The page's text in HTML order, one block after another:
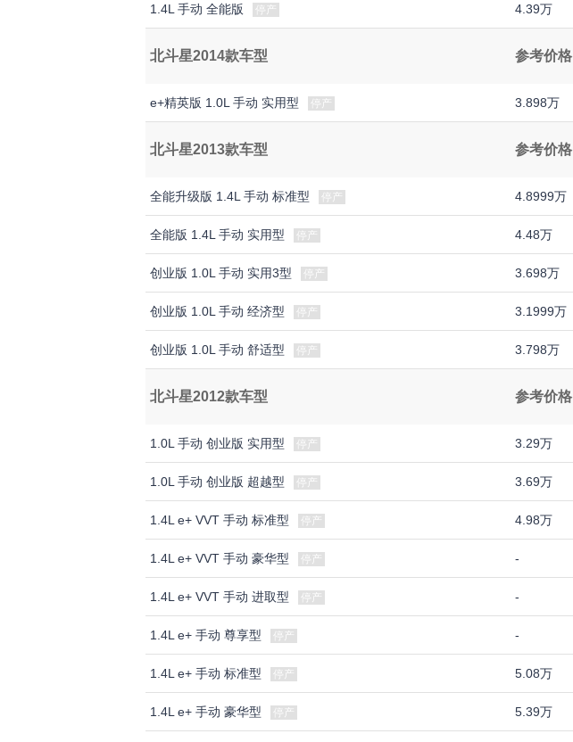
1.4L 手动 全能版 停产 4.39万
北斗星2014款车型 参考价格
e+精英版 1.0L 手动 实用型 停产 3.898万
北斗星2013款车型 参考价格
全能升级版 1.4L 手动 标准型 停产 4.8999万
全能版 1.4L 手动 实用型 停产 4.48万
创业版 1.0L 手动 实用3型 停产 3.698万
创业版 1.0L 手动 经济型 停产 3.1999万
创业版 1.0L 手动 舒适型 停产 3.798万
北斗星2012款车型 参考价格
1.0L 手动 创业版 实用型 停产 3.29万
1.0L 手动 创业版 超越型 停产 3.69万
1.4L e+ VVT 手动 标准型 停产 4.98万
1.4L e+ VVT 手动 豪华型 停产 -
1.4L e+ VVT 手动 进取型 停产 -
1.4L e+ 手动 尊享型 停产 -
1.4L e+ 手动 标准型 停产 5.08万
1.4L e+ 手动 豪华型 停产 5.39万